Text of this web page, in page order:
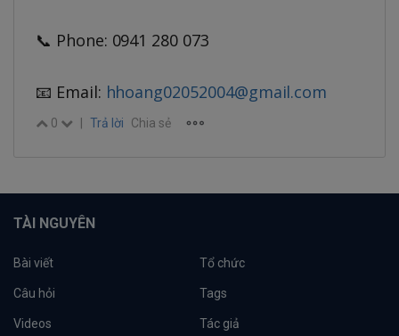
📞 Phone: 0941 280 073
📧 Email: hhoang02052004@gmail.com
0 Trả lời Chia sẻ
TÀI NGUYÊN
Bài viết Tổ chức
Câu hỏi Tags
Videos Tác giả